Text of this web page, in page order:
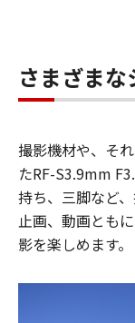
さまざま
撮影機材や、そ
たRF-S3.9mm
持ち、三脚など
止画、動画とも
影を楽しめます。